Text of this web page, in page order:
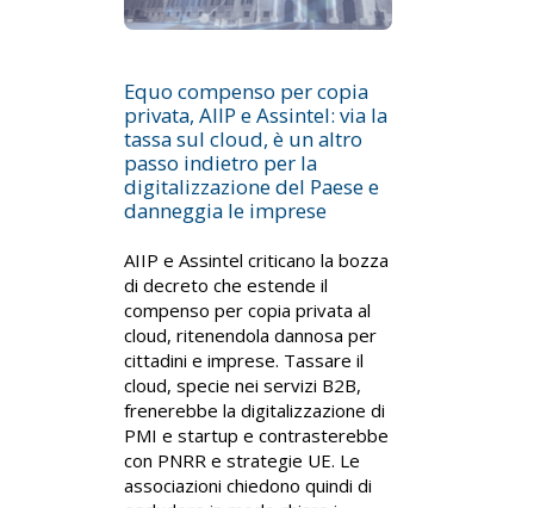
Equo compenso per copia
privata, AIIP e Assintel: via la
tassa sul cloud, è un altro
passo indietro per la
digitalizzazione del Paese e
danneggia le imprese
AIIP e Assintel criticano la bozza
di decreto che estende il
compenso per copia privata al
cloud, ritenendola dannosa per
cittadini e imprese. Tassare il
cloud, specie nei servizi B2B,
frenerebbe la digitalizzazione di
PMI e startup e contrasterebbe
con PNRR e strategie UE. Le
associazioni chiedono quindi di